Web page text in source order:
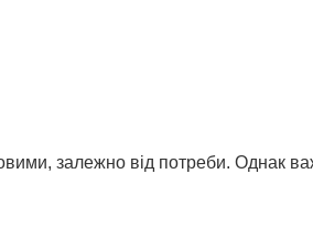
залежно від потреби.